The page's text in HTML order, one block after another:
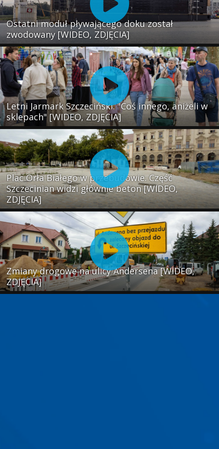
Ostatni moduł pływającego doku został
zwodowany [WIDEO, ZDJĘCIA]
Letni Jarmark Szczeciński. "Coś innego, aniżeli w
sklepach" [WIDEO, ZDJĘCIA]
Plac Orła Białego w przebudowie. Część
Szczecinian widzi głównie beton [WIDEO,
ZDJĘCIA]
Zmiany drogowe na ulicy Andersena [WIDEO,
ZDJĘCIA]